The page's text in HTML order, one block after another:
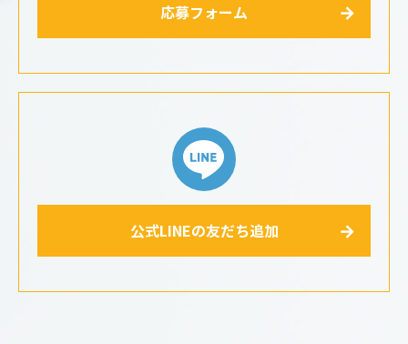
応募フォーム
公式LINEの友だち追加